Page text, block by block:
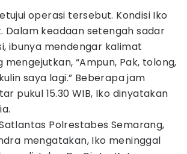
operasi tersebut. Kondisi Iko
Dalam keadaan setengah sadar
ibunya mendengar kalimat
mengejutkan, “Ampun, Pak, tolong,
saya lagi.” Beberapa jam
pukul 15.30 WIB, Iko dinyatakan
Polrestabes Semarang,
mengatakan, Iko meninggal